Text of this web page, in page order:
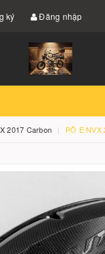
ký Đăng nhập
2017 Carbon PÔ E NVX